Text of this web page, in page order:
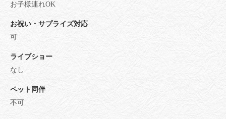
お子様連れOK
お祝い・サプライズ対応
可
ライブショー
なし
ペット同伴
不可